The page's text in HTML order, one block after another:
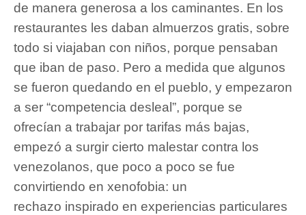
de manera generosa a los caminantes. En los
restaurantes les daban almuerzos gratis, sobre
todo si viajaban con niños, porque pensaban
que iban de paso. Pero a medida que algunos
se fueron quedando en el pueblo, y empezaron
a ser “competencia desleal”, porque se
ofrecían a trabajar por tarifas más bajas,
empezó a surgir cierto malestar contra los
venezolanos, que poco a poco se fue
convirtiendo en xenofobia: un
rechazo inspirado en experiencias particulares